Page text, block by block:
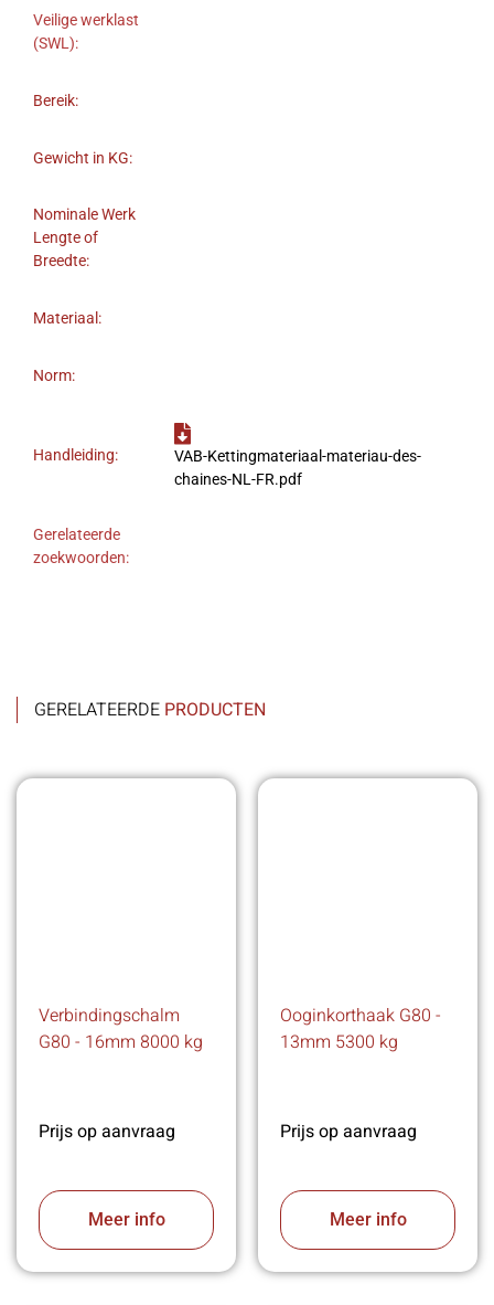
Veilige werklast
(SWL):
Bereik:
Gewicht in KG:
Nominale Werk
Lengte of
Breedte:
Materiaal:
Norm:
Handleiding:
VAB-Kettingmateriaal-materiau-des-
chaines-NL-FR.pdf
Gerelateerde
zoekwoorden:
GERELATEERDE PRODUCTEN
Verbindingschalm
G80 - 16mm 8000 kg
Prijs op aanvraag
Meer info
Ooginkorthaak G80 -
13mm 5300 kg
Prijs op aanvraag
Meer info